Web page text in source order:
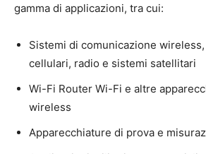
gamma di applicazioni, tra cui:
Sistemi di comunicazione
cellulari, radio e sistemi satellitari
Wi-Fi Router Wi-Fi e altre
wireless
Apparecchiature di prova e